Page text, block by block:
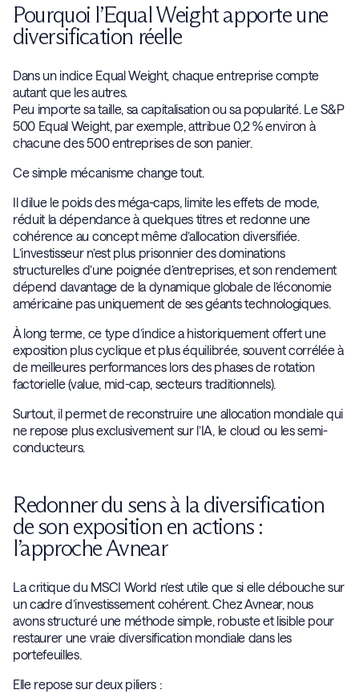
Pourquoi l’Equal Weight apporte une
diversification réelle
Dans un indice Equal Weight, chaque entreprise compte
autant que les autres.
Peu importe sa taille, sa capitalisation ou sa popularité. Le S&P
500 Equal Weight, par exemple, attribue 0,2 % environ à
chacune des 500 entreprises de son panier.
Ce simple mécanisme change tout.
Il dilue le poids des méga-caps, limite les effets de mode,
réduit la dépendance à quelques titres et redonne une
cohérence au concept même d’allocation diversifiée.
L’investisseur n’est plus prisonnier des dominations
structurelles d’une poignée d’entreprises, et son rendement
dépend davantage de la dynamique globale de l’économie
américaine pas uniquement de ses géants technologiques.
À long terme, ce type d’indice a historiquement offert une
exposition plus cyclique et plus équilibrée, souvent corrélée à
de meilleures performances lors des phases de rotation
factorielle (value, mid-cap, secteurs traditionnels).
Surtout, il permet de reconstruire une allocation mondiale qui
ne repose plus exclusivement sur l’IA, le cloud ou les semi-
conducteurs.
Redonner du sens à la diversification
de son exposition en actions :
l’approche Avnear
La critique du MSCI World n’est utile que si elle débouche sur
un cadre d’investissement cohérent. Chez Avnear, nous
avons structuré une méthode simple, robuste et lisible pour
restaurer une vraie diversification mondiale dans les
portefeuilles.
Elle repose sur deux piliers :